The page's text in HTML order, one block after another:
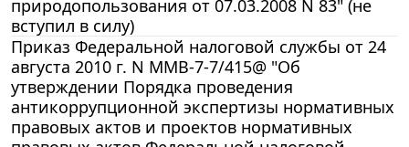
природопользования от 07.03.2008 N 83" (не
вступил в силу)
Приказ Федеральной налоговой службы от 24
августа 2010 г. N ММВ-7-7/415@ "Об
утверждении Порядка проведения
антикоррупционной экспертизы нормативных
правовых актов и проектов нормативных